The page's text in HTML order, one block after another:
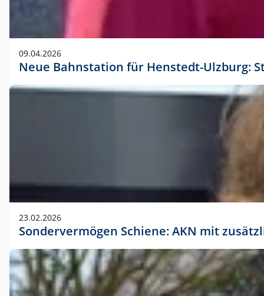
09.04.2026
Neue Bahnstation für Henstedt-Ulzburg:
23.02.2026
Sondervermögen Schiene: AKN mit